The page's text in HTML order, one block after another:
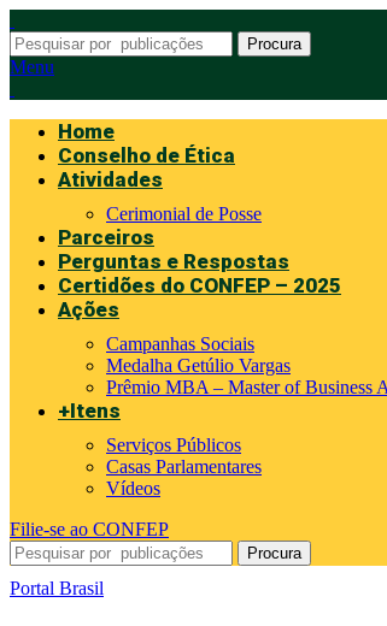
Procura
Menu
Home
Conselho de Ética
Atividades
Cerimonial de Posse
Parceiros
Perguntas e Respostas
Certidões do CONFEP – 2025
Ações
Campanhas Sociais
Medalha Getúlio Vargas
Prêmio MBA – Master of Business
+Itens
Serviços Públicos
Casas Parlamentares
Vídeos
Filie-se ao CONFEP
Procura
Portal Brasil